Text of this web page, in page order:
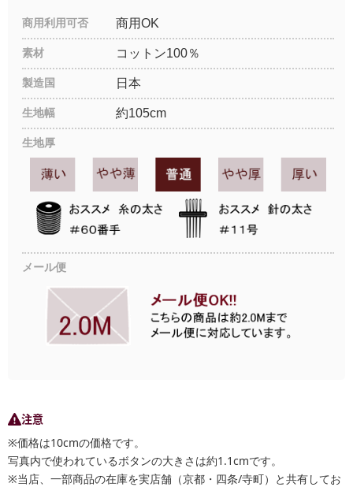
商用利用可否 商用OK
素材 コットン100％
製造国 日本
生地幅 約105cm
生地厚
メール便
注意
※価格は10cmの価格です。
写真内で使われているボタンの大きさは約1.1cmです。
※当店、一部商品の在庫を実店舗（京都・四条/寺町）と共有してお